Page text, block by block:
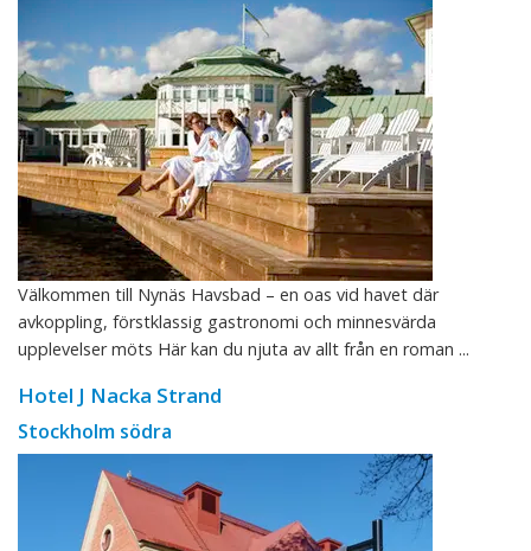
Välkommen till Nynäs Havsbad – en oas vid havet där
avkoppling, förstklassig gastronomi och minnesvärda
upplevelser möts Här kan du njuta av allt från en roman ...
Hotel J Nacka Strand
Stockholm södra